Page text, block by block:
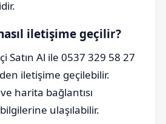
iletişime geçilir?
Satın Al ile 0537 329 58 27
iletişime geçilebilir.
harita bağlantısı
ulaşılabilir.